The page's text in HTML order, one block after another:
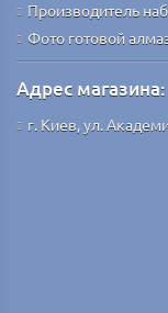
Производитель
Фото готовой
Адрес магазина:
г. Киев, ул.